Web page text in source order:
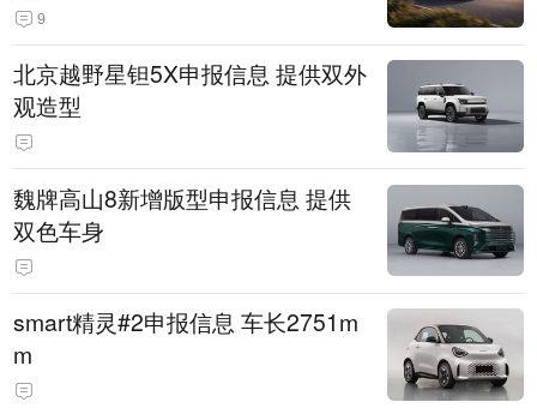
9
北京越野星钽5X申报信息 提供双外
观造型
魏牌高山8新增版型申报信息 提供
双色车身
smart精灵#2申报信息 车长2751m
m